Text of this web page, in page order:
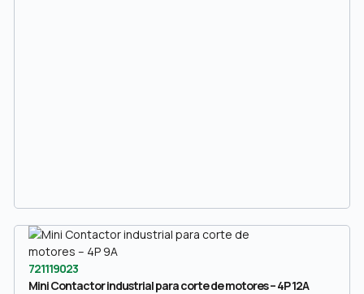
721119023
Mini Contactor industrial para corte de motores – 4P 12A